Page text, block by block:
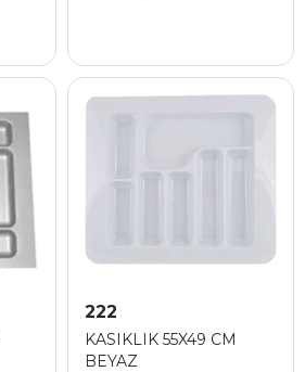
222
KASIKLIK 55X49 CM
BEYAZ